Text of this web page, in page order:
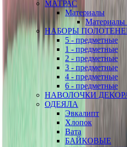
МАТРАС
Материалы
Материалы
НАБОРЫ
5 - предметные
1 - предметные
2 - предметные
3 - предметные
4 - предметные
6 - предметные
НАВОЛОЧКИ
ОДЕЯЛА
Эвкалипт
Хлопок
Вата
БАЙКОВЫЕ